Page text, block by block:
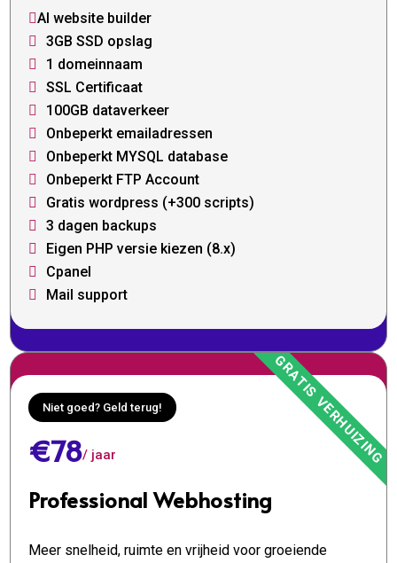
AI website builder
 3GB SSD opslag
 1 domeinnaam
 SSL Certificaat
 100GB dataverkeer
 Onbeperkt emailadressen
 Onbeperkt MYSQL database
 Onbeperkt FTP Account
 Gratis wordpress (+300 scripts)
 3 dagen backups
 Eigen PHP versie kiezen (8.x)
 Cpanel
 Mail support
Niet goed? Geld terug!
€78/ jaar
Professional Webhosting
Meer snelheid, ruimte en vrijheid voor groeiende